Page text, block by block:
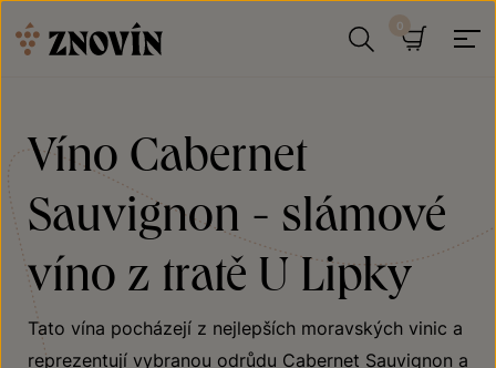
Víno Cabernet
Sauvignon - slámové
víno z tratě U Lipky
Tato vína pocházejí z nejlepších moravských vinic a
reprezentují vybranou odrůdu Cabernet Sauvignon a